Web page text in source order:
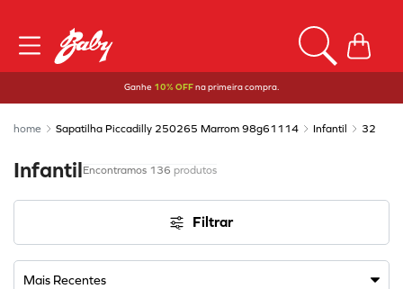
Ganhe 10% OFFna primeira compra.
Sapatilha Piccadilly 250265 Marrom 98g61114 Infantil 32
Infantil 136 produtos
Filtrar
Mais Recentes